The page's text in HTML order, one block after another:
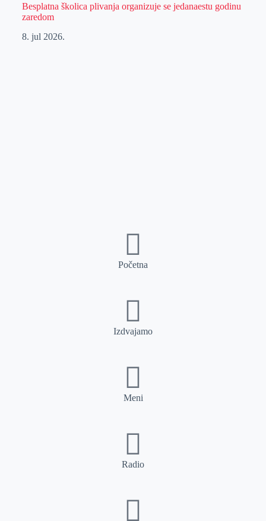
Besplatna školica plivanja organizuje se jedanaestu godinu
zaredom
8. jul 2026.
Početna
Izdvajamo
Meni
Radio